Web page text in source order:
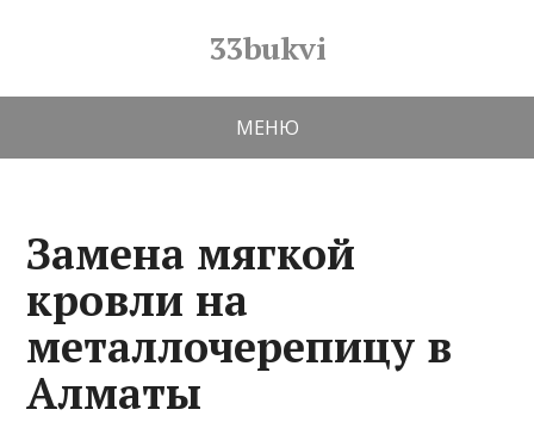
33bukvi
МЕНЮ
Замена мягкой
кровли на
металлочерепицу в
Алматы